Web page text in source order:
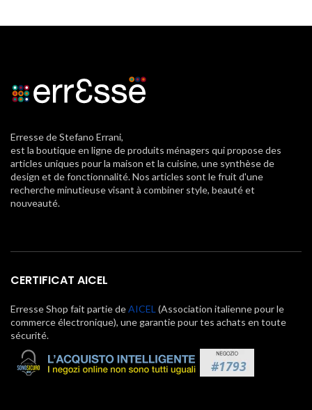
Erresse de Stefano Errani,
est la boutique en ligne de produits ménagers qui propose des
articles uniques pour la maison et la cuisine, une synthèse de
design et de fonctionnalité. Nos articles sont le fruit d'une
recherche minutieuse visant à combiner style, beauté et
nouveauté.
CERTIFICAT AICEL
Erresse Shop fait partie deAICEL (Association italienne pour le
commerce électronique), une garantie pour tes achats en toute
sécurité.